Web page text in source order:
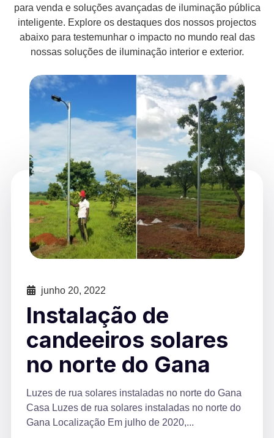
para venda e soluções avançadas de iluminação pública
inteligente. Explore os destaques dos nossos projectos
abaixo para testemunhar o impacto no mundo real das
nossas soluções de iluminação interior e exterior.
junho 20, 2022
Instalação de
candeeiros solares
no norte do Gana
Luzes de rua solares instaladas no norte do Gana
Casa Luzes de rua solares instaladas no norte do
Gana Localização Em julho de 2020,...